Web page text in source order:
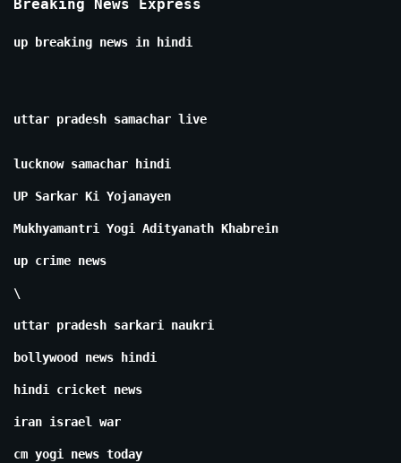
Breaking News Express
up breaking news in hindi
uttar pradesh samachar live
lucknow samachar hindi
UP Sarkar Ki Yojanayen
Mukhyamantri Yogi Adityanath Khabrein
up crime news
\
uttar pradesh sarkari naukri
bollywood news hindi
hindi cricket news
iran israel war
cm yogi news today